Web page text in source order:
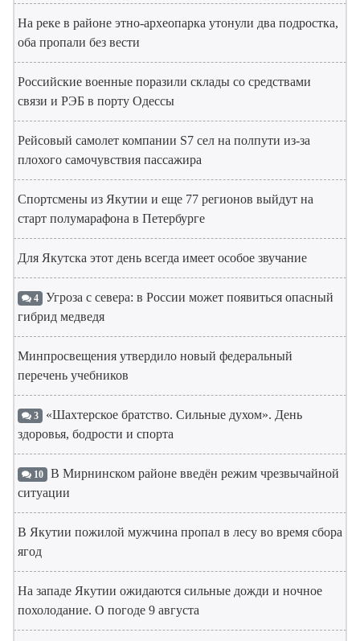
На реке в районе этно-археопарка утонули два подростка,
оба пропали без вести
Российские военные поразили склады со средствами
связи и РЭБ в порту Одессы
Рейсовый самолет компании S7 сел на полпути из-за
плохого самочувствия пассажира
Спортсмены из Якутии и еще 77 регионов выйдут на
старт полумарафона в Петербурге
Для Якутска этот день всегда имеет особое звучание
4 Угроза с севера: в России может появиться опасный
гибрид медведя
Минпросвещения утвердило новый федеральный
перечень учебников
3 «Шахтерское братство. Сильные духом». День
здоровья, бодрости и спорта
10 В Мирнинском районе введён режим чрезвычайной
ситуации
В Якутии пожилой мужчина пропал в лесу во время сбора
ягод
На западе Якутии ожидаются сильные дожди и ночное
похолодание. О погоде 9 августа